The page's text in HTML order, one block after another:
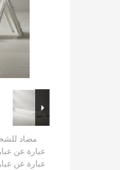
مضاد
عبارة عن
عبارة عن